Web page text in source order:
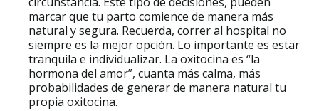
marcar que tu parto comience de manera más
natural y segura. Recuerda, correr al hospital no
siempre es la mejor opción. Lo importante es estar
tranquila e individualizar. La oxitocina es “la
hormona del amor”, cuanta más calma, más
probabilidades de generar de manera natural tu
propia oxitocina.